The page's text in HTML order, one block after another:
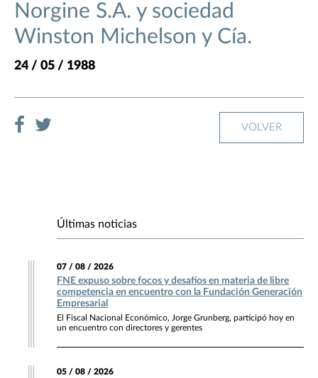
Norgine S.A. y sociedad
Winston Michelson y Cía.
24 / 05 / 1988
VOLVER
Últimas noticias
07 / 08 / 2026
FNE expuso sobre focos y desafíos en materia de libre
competencia en encuentro con la Fundación Generación
Empresarial
El Fiscal Nacional Económico, Jorge Grunberg, participó hoy en
un encuentro con directores y gerentes
05 / 08 / 2026